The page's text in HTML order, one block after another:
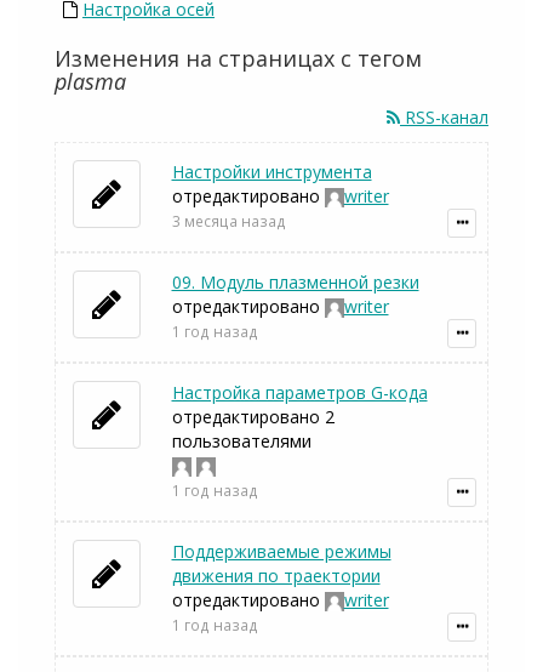
Настройка осей
Изменения на страницах с тегом
plasma
RSS-канал
Настройки инструмента
отредактировано
writer
3 месяца назад
09. Модуль плазменной резки
отредактировано
writer
1 год назад
Настройка параметров G-кода
отредактировано 2
пользователями
1 год назад
Поддерживаемые режимы
движения по траектории
отредактировано
writer
1 год назад